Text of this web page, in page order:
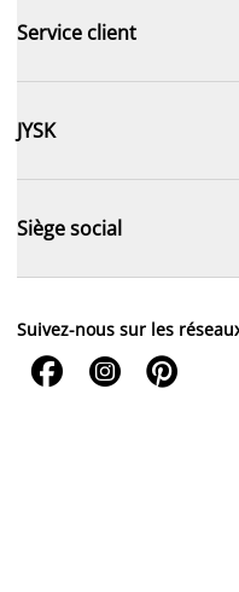
Service client
JYSK
Siège social
Suivez-nous sur les
  